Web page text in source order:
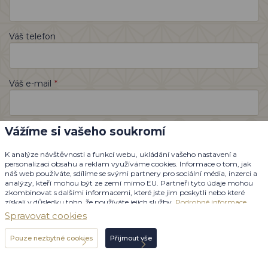
Váš telefon
Váš e-mail *
Dotaz nebo zpráva *
Individuální poptávka
Vážíme si vašeho soukromí
K analýze návštěvnosti a funkcí webu, ukládání vašeho nastavení a
personalizaci obsahu a reklam využíváme cookies. Informace o tom, jak
náš web používáte, sdílíme se svými partnery pro sociální média, inzerci a
analýzy, kteří mohou být ze zemí mimo EU. Partneři tyto údaje mohou
zkombinovat s dalšími informacemi, které jste jim poskytli nebo které
získali v důsledku toho, že používáte jejich služby. Podrobné informace
Spravovat cookies
Pouze nezbytné cookies Přijmout vše